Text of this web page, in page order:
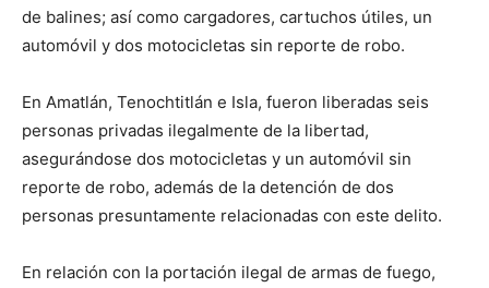
de balines; así como cargadores, cartuchos útiles, un
automóvil y dos motocicletas sin reporte de robo.
En Amatlán, Tenochtitlán e Isla, fueron liberadas seis
personas privadas ilegalmente de la libertad,
asegurándose dos motocicletas y un automóvil sin
reporte de robo, además de la detención de dos
personas presuntamente relacionadas con este delito.
En relación con la portación ilegal de armas de fuego,